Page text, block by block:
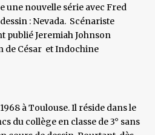
une nouvelle série avec Fred
: Nevada. Scénariste
publié Jeremiah Johnson
de César et Indochine
à Toulouse. Il réside dans le
du collège en classe de 3° sans